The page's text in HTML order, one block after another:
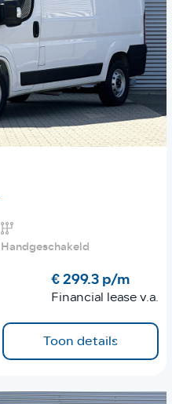
Handgeschakeld
€ 299.3 p/m
Financial lease v.a.
Toon details